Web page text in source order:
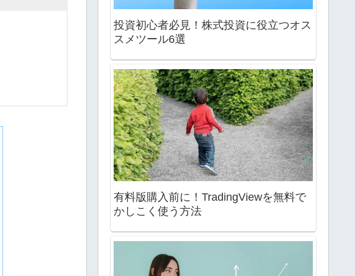
投資初心者必見！株式投資に役立つオス
スメツール6選
有料版購入前に！TradingViewを無料で
かしこく使う方法